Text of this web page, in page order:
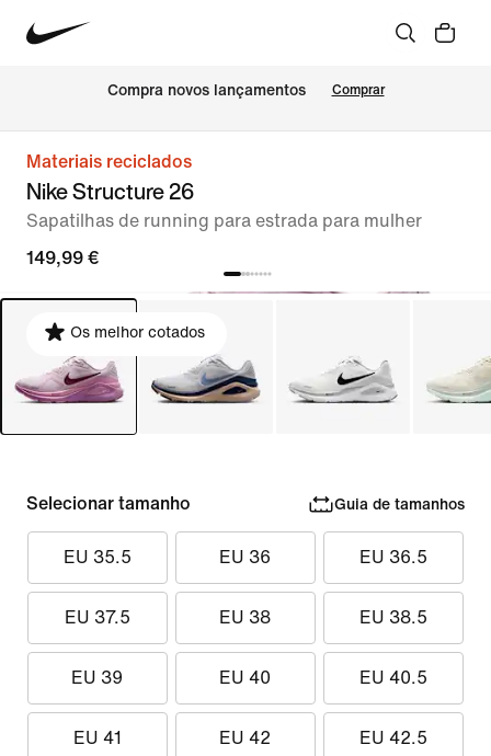
Compra novos lançamentos Comprar
Materiais reciclados
Nike Structure 26
Sapatilhas de running para estrada para mulher
149,99 €
Os melhor cotados
Selecionar tamanho Guia de tamanhos
EU 35.5 EU 36 EU 36.5
EU 37.5 EU 38 EU 38.5
EU 39 EU 40 EU 40.5
EU 41 EU 42 EU 42.5